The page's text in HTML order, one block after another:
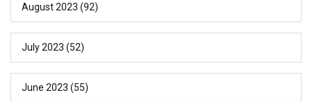
August 2023 (92)
July 2023 (52)
June 2023 (55)